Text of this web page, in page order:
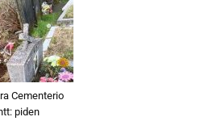
Cementerio
piden